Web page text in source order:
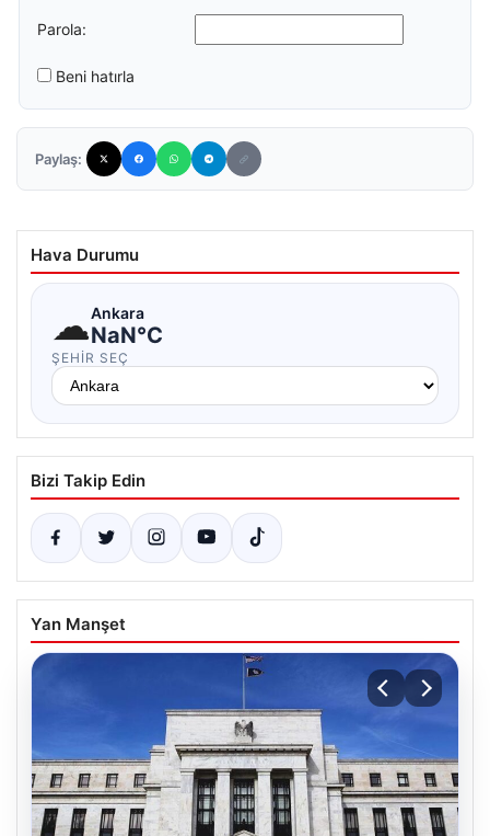
Parola:
Beni hatırla
Paylaş:
Hava Durumu
☁Ankara
NaN°C
ŞEHIR SEÇ
Bizi Takip Edin
Yan Manşet